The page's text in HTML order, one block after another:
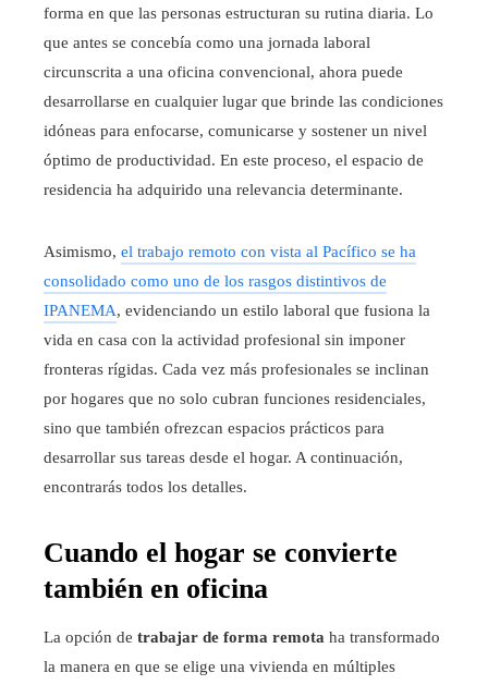
forma en que las personas estructuran su rutina diaria. Lo
que antes se concebía como una jornada laboral
circunscrita a una oficina convencional, ahora puede
desarrollarse en cualquier lugar que brinde las condiciones
idóneas para enfocarse, comunicarse y sostener un nivel
óptimo de productividad. En este proceso, el espacio de
residencia ha adquirido una relevancia determinante.
Asimismo, el trabajo remoto con vista al Pacífico se ha
consolidado como uno de los rasgos distintivos de
IPANEMA, evidenciando un estilo laboral que fusiona la
vida en casa con la actividad profesional sin imponer
fronteras rígidas. Cada vez más profesionales se inclinan
por hogares que no solo cubran funciones residenciales,
sino que también ofrezcan espacios prácticos para
desarrollar sus tareas desde el hogar. A continuación,
encontrarás todos los detalles.
Cuando el hogar se convierte
también en oficina
La opción de trabajar de forma remota ha transformado
la manera en que se elige una vivienda en múltiples